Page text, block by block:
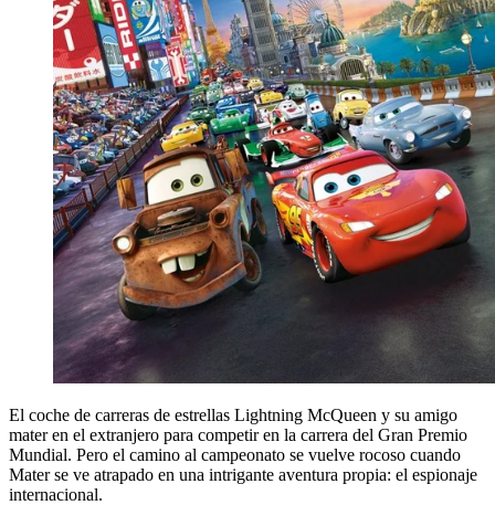
El coche de carreras de estrellas Lightning McQueen y su amigo
mater en el extranjero para competir en la carrera del Gran Premio
Mundial. Pero el camino al campeonato se vuelve rocoso cuando
Mater se ve atrapado en una intrigante aventura propia: el espionaje
internacional.